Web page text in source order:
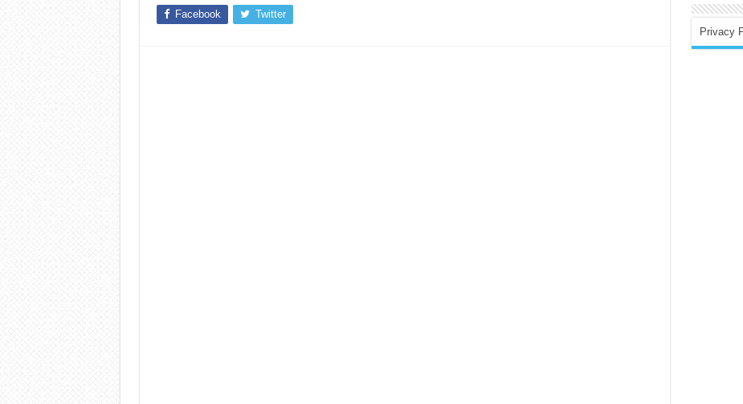
Facebook Twitter
Privacy